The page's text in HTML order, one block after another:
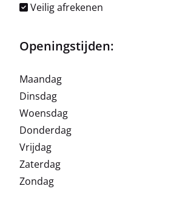
Veilig afrekenen
Openingstijden:
Maandag
Dinsdag
Woensdag
Donderdag
Vrijdag
Zaterdag
Zondag